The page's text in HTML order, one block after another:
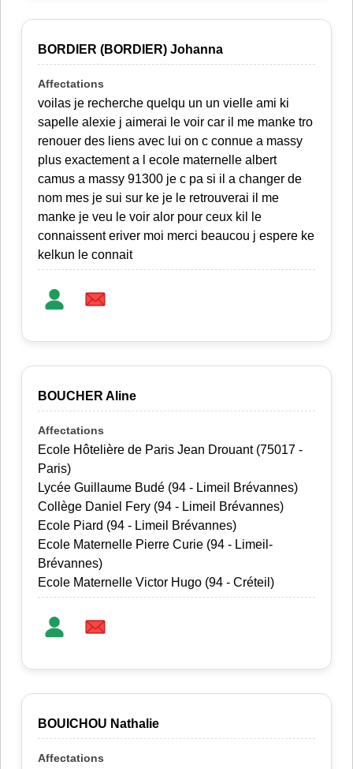
BORDIER (BORDIER) Johanna
voilas je recherche quelqu un un vielle ami ki
sapelle alexie j aimerai le voir car il me manke tro
renouer des liens avec lui on c connue a massy
plus exactement a l ecole maternelle albert
camus a massy 91300 je c pa si il a changer de
nom mes je sui sur ke je le retrouverai il me
manke je veu le voir alor pour ceux kil le
connaissent eriver moi merci beaucou j espere ke
kelkun le connait
BOUCHER Aline
Ecole Hôtelière de Paris Jean Drouant (75017 -
Paris)
Lycée Guillaume Budé (94 - Limeil Brévannes)
Collège Daniel Fery (94 - Limeil Brévannes)
Ecole Piard (94 - Limeil Brévannes)
Ecole Maternelle Pierre Curie (94 - Limeil-
Brévannes)
Ecole Maternelle Victor Hugo (94 - Créteil)
BOUICHOU Nathalie